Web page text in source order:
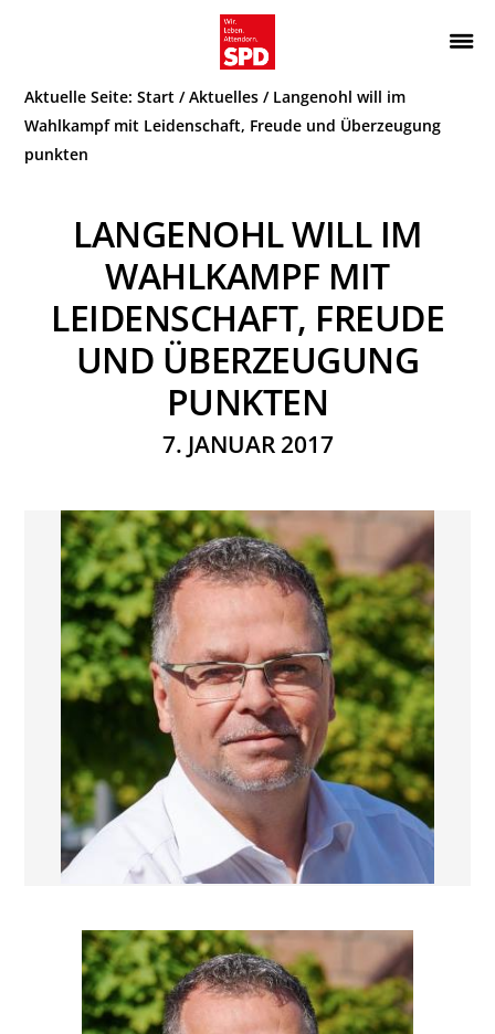
springen
springen
SPD
Leben.
Attendorn.
Aktuelle Seite:Start / Aktuelles /Langenohl will im
Wahlkampf mit Leidenschaft, Freude und Überzeugung
punkten
LANGENOHL WILL IM
WAHLKAMPF MIT
LEIDENSCHAFT, FREUDE
UND ÜBERZEUGUNG
PUNKTEN
7. JANUAR 2017